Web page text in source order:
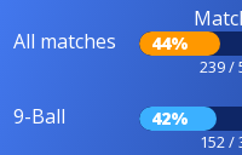
All matches 44%
239 /
9-Ball 42%
152 /